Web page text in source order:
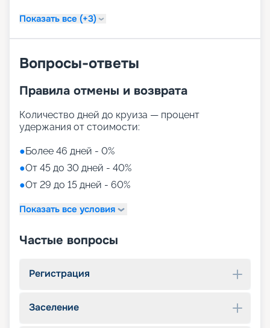
Показать все (+3)
Вопросы-ответы
Правила отмены и возврата
Количество дней до круиза — процент
удержания от стоимости:
●Более 46 дней - 0%
●От 45 до 30 дней - 40%
●От 29 до 15 дней - 60%
Показать все условия
Частые вопросы
Регистрация
Заселение